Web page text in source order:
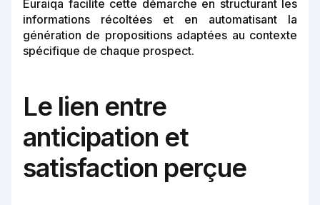
Euraiqa facilite cette démarche en structurant les
informations récoltées et en automatisant la
génération de propositions adaptées au contexte
spécifique de chaque prospect.
Le lien entre
anticipation et
satisfaction perçue